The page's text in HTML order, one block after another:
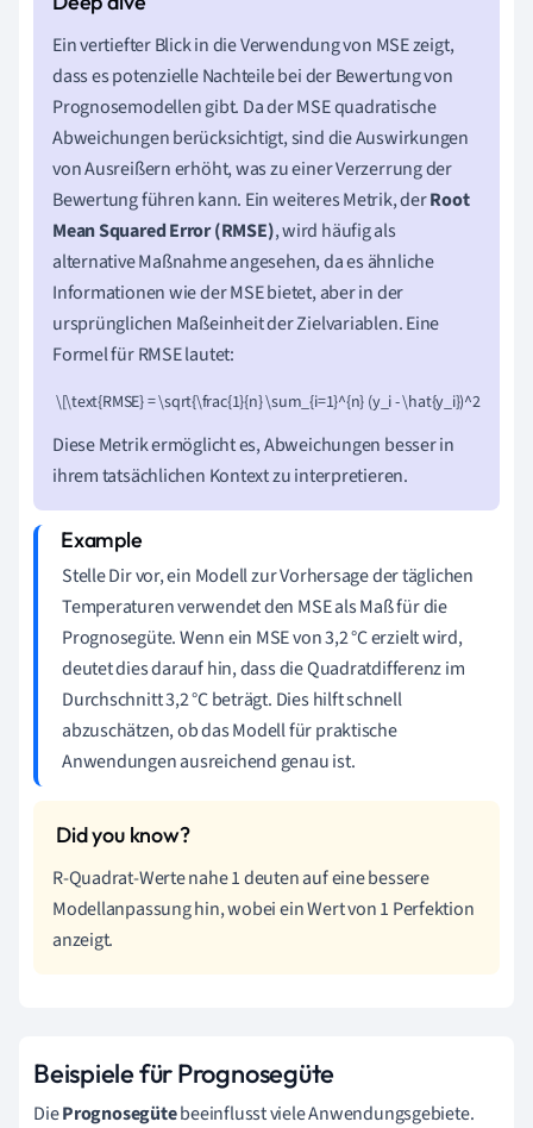
Ein vertiefter Blick in die Verwendung von MSE zeigt,
dass es potenzielle Nachteile bei der Bewertung von
Prognosemodellen gibt. Da der MSE quadratische
Abweichungen berücksichtigt, sind die Auswirkungen
von Ausreißern erhöht, was zu einer Verzerrung der
Bewertung führen kann. Ein weiteres Metrik, derRoot
Mean Squared Error (RMSE), wird häufig als
alternative Maßnahme angesehen, da es ähnliche
Informationen wie der MSE bietet, aber in der
ursprünglichen Maßeinheit der Zielvariablen. Eine
Formel für RMSE lautet:
\[\text{RMSE} = \sqrt{\frac{1}{n} \sum_{i=1}^{n} (y_i - \hat{y_i})^2}\]
Diese Metrik ermöglicht es, Abweichungen besser in
ihrem tatsächlichen Kontext zu interpretieren.
Stelle Dir vor, ein Modell zur Vorhersage der täglichen
Temperaturen verwendet den MSE als Maß für die
Prognosegüte. Wenn ein MSE von 3,2 °C erzielt wird,
deutet dies darauf hin, dass die Quadratdifferenz im
Durchschnitt 3,2 °C beträgt. Dies hilft schnell
abzuschätzen, ob das Modell für praktische
Anwendungen ausreichend genau ist.
R-Quadrat-Werte nahe 1 deuten auf eine bessere
Modellanpassung hin, wobei ein Wert von 1 Perfektion
anzeigt.
Beispiele für Prognosegüte
DiePrognosegütebeeinflusst viele Anwendungsgebiete.